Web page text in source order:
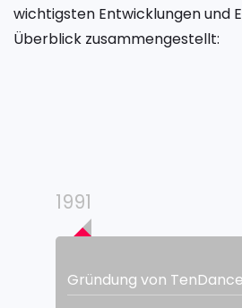
wichtigsten Entwicklungen und
Überblick zusammengestellt:
1991
Gründung von TenDance